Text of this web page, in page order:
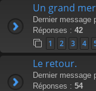
Un grand
Dernier message
Réponses : 42
1 2 3 4
Le retour.
Dernier message
Réponses : 54